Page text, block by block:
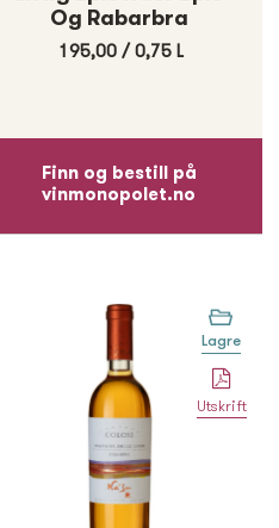
Finn og bestill på
vinmonopolet.no
Og Rabarbra
195,00 /0,75 L
Utskrift
Lagre